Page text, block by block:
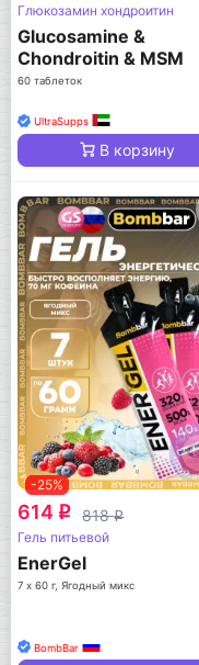
Глюкозамин хондроитин
Glucosamine &
Chondroitin & MSM
60 таблеток
UltraSupps
В корзину
-25%
614 q 818q
Гель питьевой
EnerGel
7 х 60 г, Ягодный микс
BombBar